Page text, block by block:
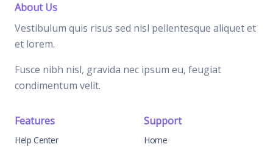
About Us
Vestibulum quis risus sed nisl pellentesque aliquet et
et lorem.
Fusce nibh nisl, gravida nec ipsum eu, feugiat
condimentum velit.
Features
Help Center
Support
Home